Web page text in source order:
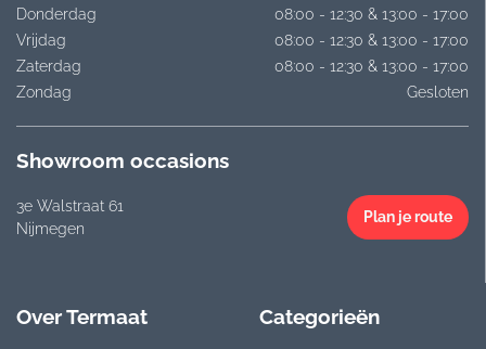
Donderdag
08:00 - 12:30 & 13:00 - 17:00
Vrijdag
08:00 - 12:30 & 13:00 - 17:00
Zaterdag
08:00 - 12:30 & 13:00 - 17:00
Zondag
Gesloten
Showroom occasions
3e Walstraat 61
Nijmegen
Plan je route
Over Termaat Categorieën